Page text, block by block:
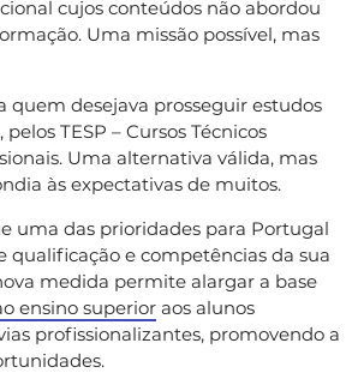
cujos conteúdos não abordou
Uma missão possível, mas
quem desejava prosseguir estudos
TESP – Cursos Técnicos
Uma alternativa válida, mas
às expectativas de muitos.
uma das prioridades para Portugal
qualificação e competências da sua
medida permite alargar a base
ensino superior aos alunos
profissionalizantes, promovendo a